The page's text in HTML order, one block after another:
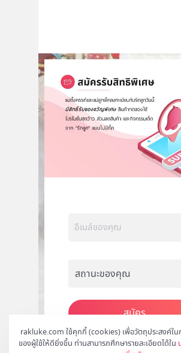
rakluke.com ใช้คุกกี้ (cookies) เพื่อวัตถุประสงค์ใ
ของผู้ใช้ให้ดียิ่งขึ้น ท่านสามารถศึกษารายละเอียดได้ใน
สมัคร